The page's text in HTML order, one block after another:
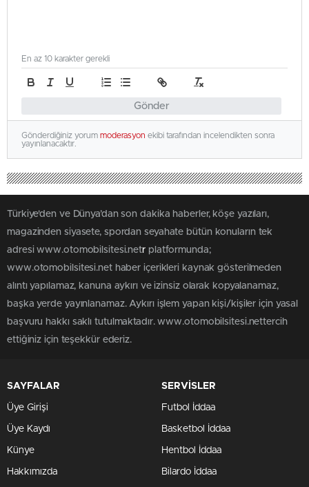
Gönder
En az 10 karakter gerekli
Gönderdiğiniz yorum moderasyon ekibi tarafından incelendikten sonra
yayınlanacaktır.
Türkiye'den ve Dünya’dan son dakika haberler, köşe yazıları,
magazinden siyasete, spordan seyahate bütün konuların tek
adresi www.otomobilsitesi.netr platformunda;
www.otomobilsitesi.net haber içerikleri kaynak gösterilmeden
alıntı yapılamaz, kanuna aykırı ve izinsiz olarak kopyalanamaz,
başka yerde yayınlanamaz. Aykırı işlem yapan kişi/kişiler için yasal
başvuru hakkı saklı tutulmaktadır. www.otomobilsitesi.nettercih
ettiğiniz için teşekkür ederiz.
SAYFALAR
Üye Girişi
Üye Kaydı
Künye
Hakkımızda
SERVİSLER
Futbol İddaa
Basketbol İddaa
Hentbol İddaa
Bilardo İddaa